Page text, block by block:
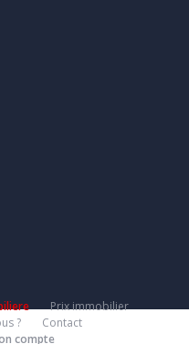
Prix immobilier
?
Contact
compte